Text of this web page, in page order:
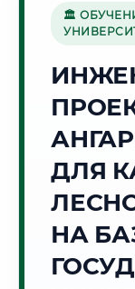
🌅 Восход:
🏛
ДЛЯ
НА